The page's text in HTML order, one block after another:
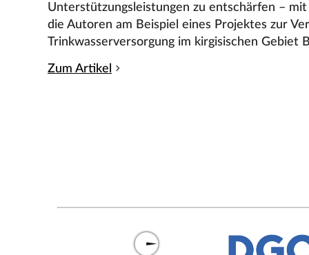
Unterstützungsleistungen zu entschärfen –
die Autoren am Beispiel eines Projektes zur
Trinkwasserversorgung im kirgisischen Gebiet
Zum Artikel